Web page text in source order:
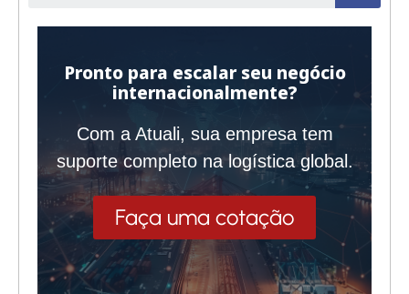
Pronto para escalar seu negócio
internacionalmente?
Com a Atuali, sua empresa tem
suporte completo na logística global.
Faça uma cotação